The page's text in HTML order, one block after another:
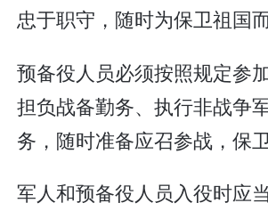
忠于职守，随时为保卫祖国而
预备役人员必须按照规定参
担负战备勤务、执行非战争
务，随时准备应召参战，保卫
军人和预备役人员入役时应